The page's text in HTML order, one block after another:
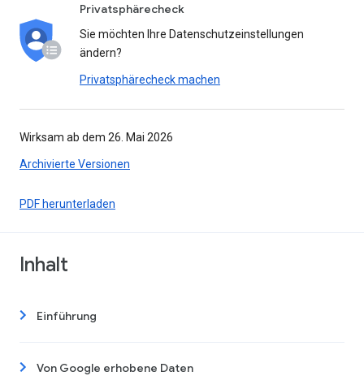
Privatsphärecheck
Sie möchten Ihre Datenschutzeinstellungen
ändern?
Privatsphärecheck machen
Wirksam ab dem 26. Mai 2026
Archivierte Versionen
PDF herunterladen
Inhalt
Einführung
Von Google erhobene Daten